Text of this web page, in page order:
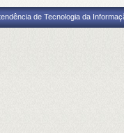
de Tecnologia da